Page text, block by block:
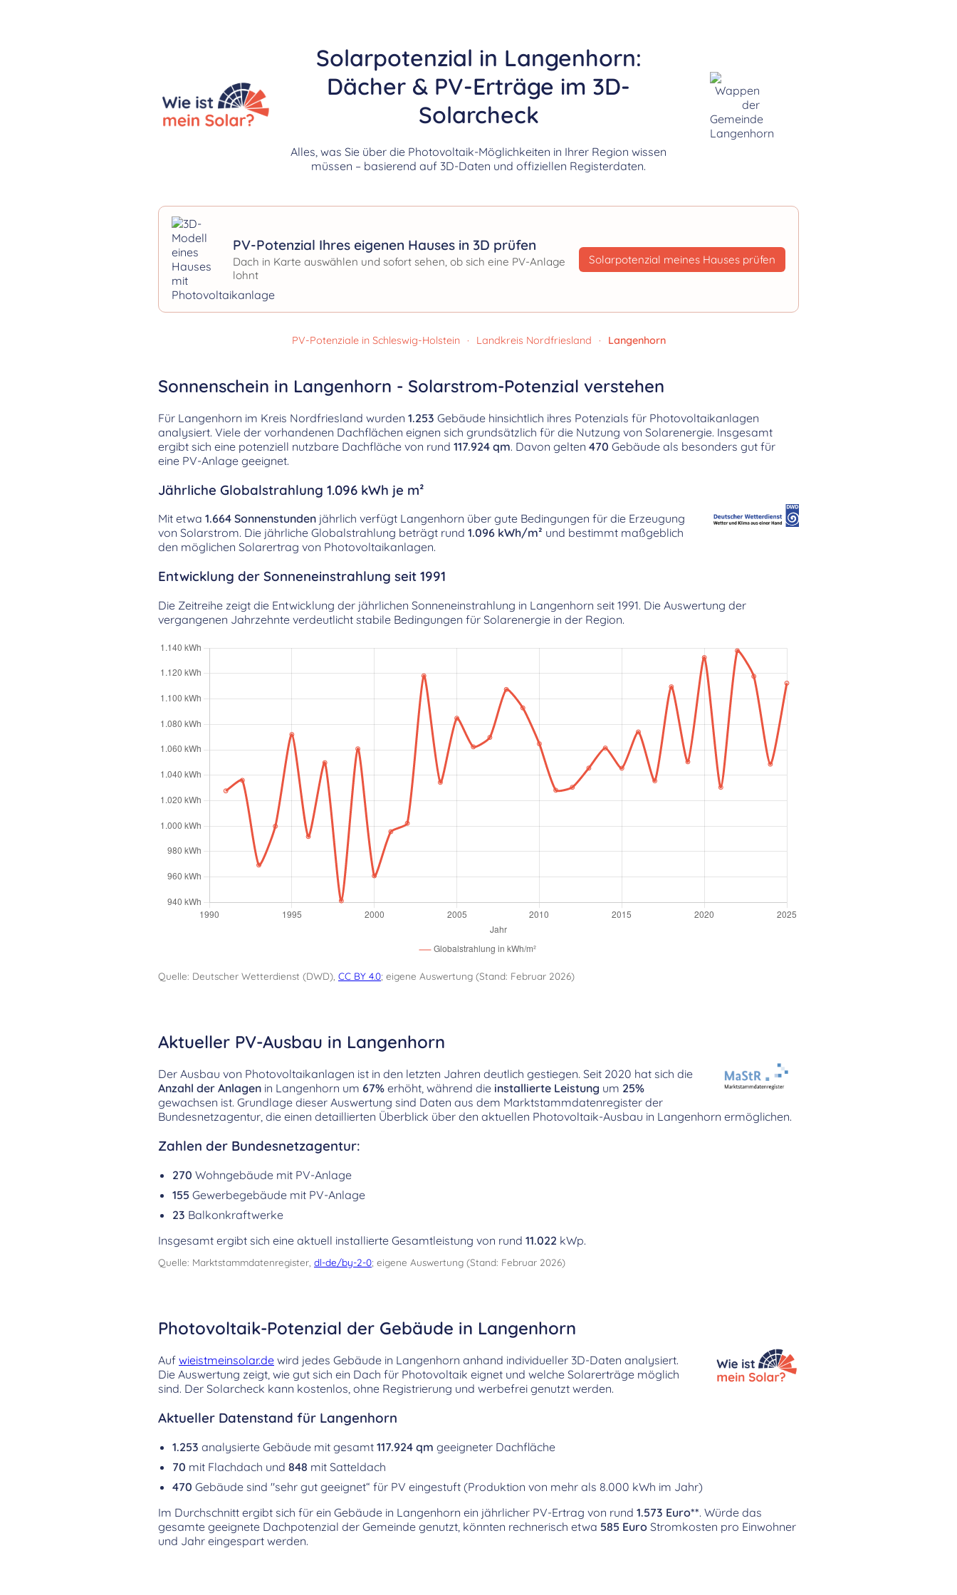
Solarpotenzial in Langenhorn:
Dächer & PV-Erträge im 3D-
Solarcheck
Alles, was Sie über die Photovoltaik-Möglichkeiten in Ihrer Region wissen
müssen – basierend auf 3D-Daten und offiziellen Registerdaten.
PV-Potenzial Ihres eigenen Hauses in 3D prüfen
Dach in Karte auswählen und sofort sehen, ob sich eine PV-Anlage
lohnt
Solarpotenzial meines Hauses prüfen
PV-Potenziale in Schleswig-Holstein · Landkreis Nordfriesland · Langenhorn
Sonnenschein in Langenhorn - Solarstrom-Potenzial verstehen
Für Langenhorn im Kreis Nordfriesland wurden 1.253 Gebäude hinsichtlich ihres Potenzials für Photovoltaikanlagen
analysiert. Viele der vorhandenen Dachflächen eignen sich grundsätzlich für die Nutzung von Solarenergie. Insgesamt
ergibt sich eine potenziell nutzbare Dachfläche von rund 117.924 qm. Davon gelten 470 Gebäude als besonders gut für
eine PV-Anlage geeignet.
Jährliche Globalstrahlung 1.096 kWh je m²
Mit etwa 1.664 Sonnenstunden jährlich verfügt Langenhorn über gute Bedingungen für die Erzeugung
von Solarstrom. Die jährliche Globalstrahlung beträgt rund 1.096 kWh/m² und bestimmt maßgeblich
den möglichen Solarertrag von Photovoltaikanlagen.
Entwicklung der Sonneneinstrahlung seit 1991
Die Zeitreihe zeigt die Entwicklung der jährlichen Sonneneinstrahlung in Langenhorn seit 1991. Die Auswertung der
vergangenen Jahrzehnte verdeutlicht stabile Bedingungen für Solarenergie in der Region.
Quelle: Deutscher Wetterdienst (DWD), CC BY 4.0; eigene Auswertung (Stand: Februar 2026)
Aktueller PV-Ausbau in Langenhorn
Der Ausbau von Photovoltaikanlagen ist in den letzten Jahren deutlich gestiegen. Seit 2020 hat sich die
Anzahl der Anlagen in Langenhorn um 67% erhöht, während die installierte Leistung um 25%
gewachsen ist. Grundlage dieser Auswertung sind Daten aus dem Marktstammdatenregister der
Bundesnetzagentur, die einen detaillierten Überblick über den aktuellen Photovoltaik-Ausbau in Langenhorn ermöglichen.
Zahlen der Bundesnetzagentur:
270 Wohngebäude mit PV-Anlage
155 Gewerbegebäude mit PV-Anlage
23 Balkonkraftwerke
Insgesamt ergibt sich eine aktuell installierte Gesamtleistung von rund 11.022 kWp.
Quelle: Marktstammdatenregister, dl-de/by-2-0; eigene Auswertung (Stand: Februar 2026)
Photovoltaik-Potenzial der Gebäude in Langenhorn
Auf wieistmeinsolar.de wird jedes Gebäude in Langenhorn anhand individueller 3D-Daten analysiert.
Die Auswertung zeigt, wie gut sich ein Dach für Photovoltaik eignet und welche Solarerträge möglich
sind. Der Solarcheck kann kostenlos, ohne Registrierung und werbefrei genutzt werden.
Aktueller Datenstand für Langenhorn
1.253 analysierte Gebäude mit gesamt 117.924 qm geeigneter Dachfläche
70 mit Flachdach und 848 mit Satteldach
470 Gebäude sind "sehr gut geeignet“ für PV eingestuft (Produktion von mehr als 8.000 kWh im Jahr)
Im Durchschnitt ergibt sich für ein Gebäude in Langenhorn ein jährlicher PV-Ertrag von rund 1.573 Euro**. Würde das
gesamte geeignete Dachpotenzial der Gemeinde genutzt, könnten rechnerisch etwa 585 Euro Stromkosten pro Einwohner
und Jahr eingespart werden.